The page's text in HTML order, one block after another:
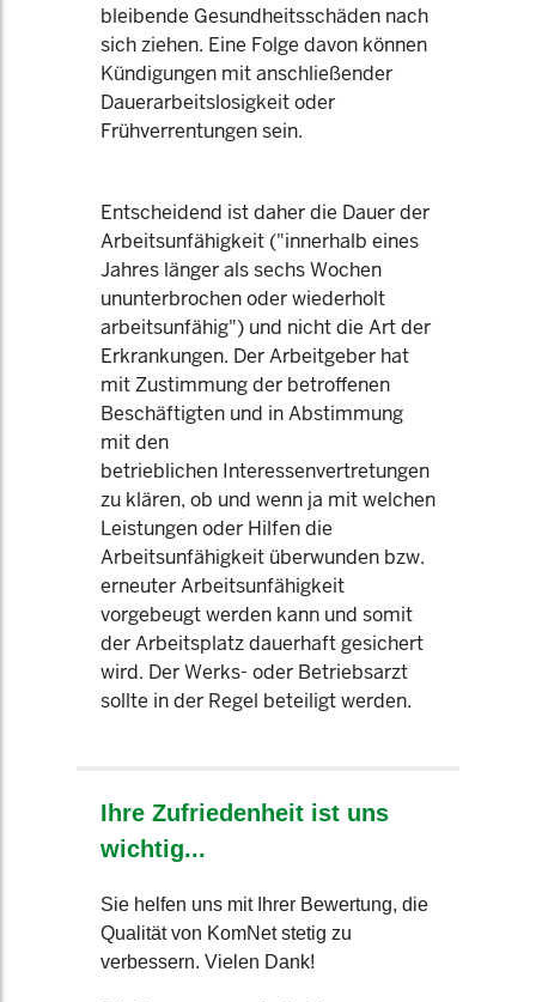
bleibende Gesundheitsschäden nach
sich ziehen. Eine Folge davon können
Kündigungen mit anschließender
Dauerarbeitslosigkeit oder
Frühverrentungen sein.
Entscheidend ist daher die Dauer der
Arbeitsunfähigkeit ("innerhalb eines
Jahres länger als sechs Wochen
ununterbrochen oder wiederholt
arbeitsunfähig") und nicht die Art der
Erkrankungen. Der Arbeitgeber hat
mit Zustimmung der betroffenen
Beschäftigten und in Abstimmung
mit den
betrieblichen Interessenvertretungen
zu klären, ob und wenn ja mit welchen
Leistungen oder Hilfen die
Arbeitsunfähigkeit überwunden bzw.
erneuter Arbeitsunfähigkeit
vorgebeugt werden kann und somit
der Arbeitsplatz dauerhaft gesichert
wird. Der Werks- oder Betriebsarzt
sollte in der Regel beteiligt werden.